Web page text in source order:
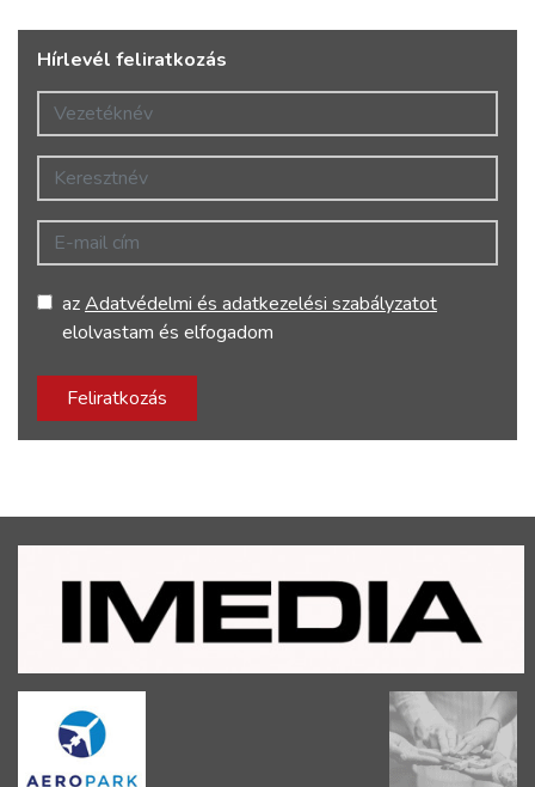
Hírlevél feliratkozás
Vezetéknév
Keresztnév
E-mail cím
azAdatvédelmi és adatkezelési szabályzatot
elolvastam és elfogadom
Feliratkozás